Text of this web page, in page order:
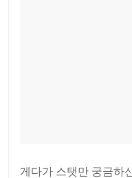
게다가 스탯만 궁금하